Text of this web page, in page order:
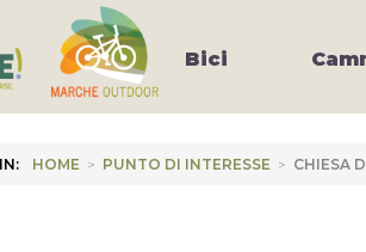
Bici
HOME > PUNTO DI INTERESSE > CHIESA